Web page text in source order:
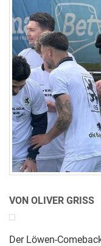
VON OLIVER GRISS
Der Löwen-